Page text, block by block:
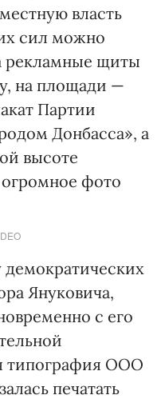
власть
сил можно
рекламные щиты
на площади —
Партии
Донбасса», а
высоте
фото
Януковича,
с его
типография ООО
печатать